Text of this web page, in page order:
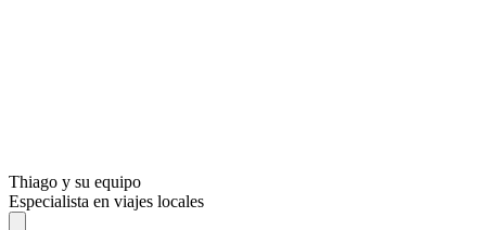
Thiago y su equipo
Especialista en viajes locales